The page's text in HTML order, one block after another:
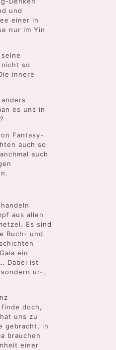
und
einer in
nur im Yin
so
innere
es uns in
Fantasy-
auch so
auch
aus allen
Es sind
Buch- und
ein
Dabei ist
ur-,
doch,
uns zu
gebracht, in
brauchen
einer